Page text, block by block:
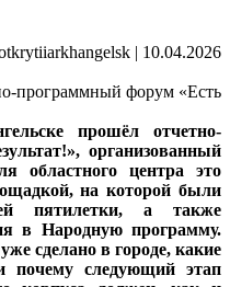
| 10.04.2026
прошёл отчетно-
организованный
областного центра это
на которой были
пятилетки, а также
в Народную программу.
сделано в городе, какие
почему следующий этап